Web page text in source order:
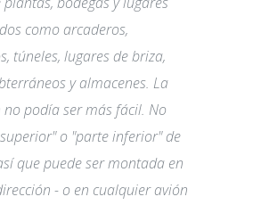
como arcaderos,
túneles, lugares de briza,
y almacenes. La
podía ser más fácil. No
o "parte inferior" de
que puede ser montada en
- o en cualquier avión